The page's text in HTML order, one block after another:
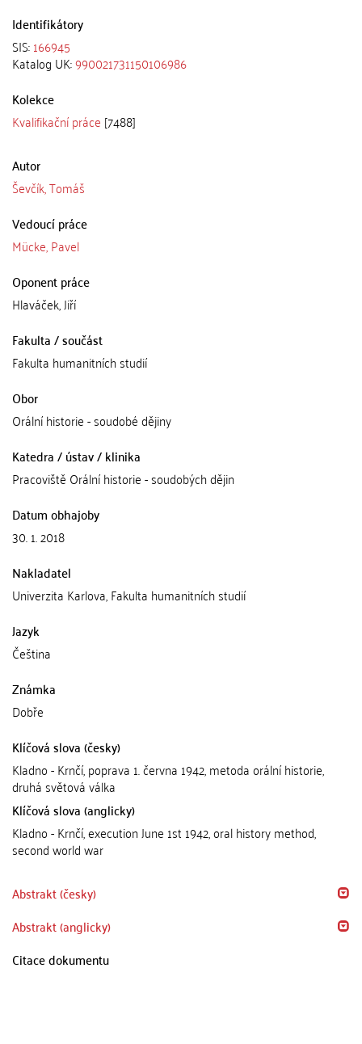
Identifikátory
SIS:166945
Katalog UK:990021731150106986
Kolekce
Kvalifikační práce [7488]
Autor
Ševčík, Tomáš
Vedoucí práce
Mücke, Pavel
Oponent práce
Hlaváček, Jiří
Fakulta / součást
Fakulta humanitních studií
Obor
Orální historie - soudobé dějiny
Katedra / ústav / klinika
Pracoviště Orální historie - soudobých dějin
Datum obhajoby
30. 1. 2018
Nakladatel
Univerzita Karlova, Fakulta humanitních studií
Jazyk
Čeština
Známka
Dobře
Klíčová slova (česky)
Kladno - Krnčí, poprava 1. června 1942, metoda orální historie,
druhá světová válka
Klíčová slova (anglicky)
Kladno - Krnčí, execution June 1st 1942, oral history method,
second world war
Abstrakt (česky)
Abstrakt (anglicky)
Citace dokumentu